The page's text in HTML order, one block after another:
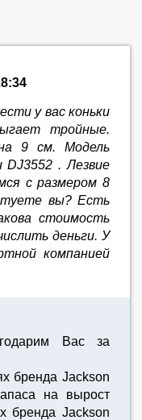
у вас коньки
тройные.
9 см. Модель
DJ3552 . Лезвие
с размером 8
вы? Есть
стоимость
деньги. У
компанией
Вас за
бренда Jackson
на вырост
бренда Jackson